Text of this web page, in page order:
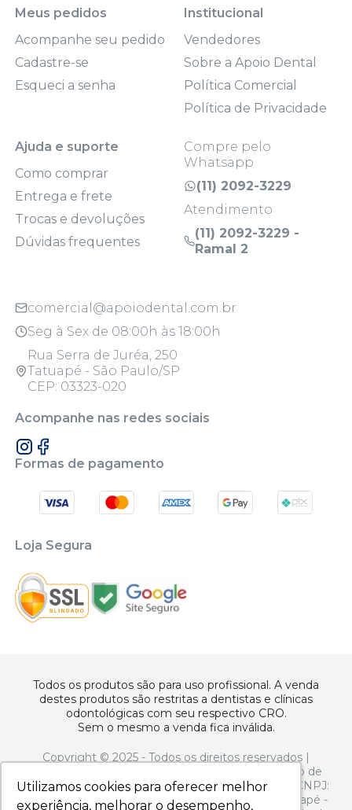
Utilizamos cookies para oferecer melhor
experiência, melhorar o desempenho,
Utilizamos cookies para oferecer melhor
experiência, melhorar o desempenho,
Meus pedidos
Acompanhe seu pedido
Cadastre-se
Esqueci a senha
Institucional
Vendedores
Sobre a Apoio Dental
Política Comercial
Política de Privacidade
Ajuda e suporte
Como comprar
Entrega e frete
Trocas e devoluções
Dúvidas frequentes
Compre pelo
Whatsapp
(11) 2092-3229
Atendimento
(11) 2092-3229 -
Ramal 2
comercial@apoiodental.com.br
Seg à Sex de 08:00h às 18:00h
Rua Serra de Juréa, 250
Tatuapé - São Paulo/SP
CEP: 03323-020
Acompanhe nas redes sociais
Formas de pagamento
Loja Segura
Todos os produtos são para uso profissional. A venda
destes produtos são restritas a dentistas e clínicas
odontológicas com seu respectivo CRO.
Sem o mesmo a venda fica inválida.
Copyright © 2025 - Todos os direitos reservados |
www.apoiodental.com.br | Apoio Dental Comércio de
Produtos e Equipamentos Odontológicos LTDA | CNPJ:
10.925.214/0001-22 | Rua Serra de Juréa, 250 - Tatuapé -